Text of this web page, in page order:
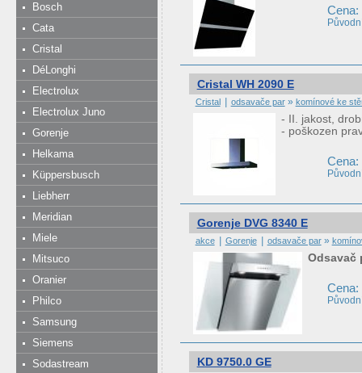
Bosch
Cata
Cristal
DéLonghi
Electrolux
Electrolux Juno
Gorenje
Helkama
Küppersbusch
Liebherr
Meridian
Miele
Mitsuco
Oranier
Philco
Samsung
Siemens
Sodastream
Cena:
Cristal WH 2090 E
Cristal odsavače par» komínové ke
- II. jakost,
- poškozen
Cena:
Gorenje DVG 8340 E
akce Gorenje odsavače par»
Odsavač
Cena:
KD 9750.0 GE